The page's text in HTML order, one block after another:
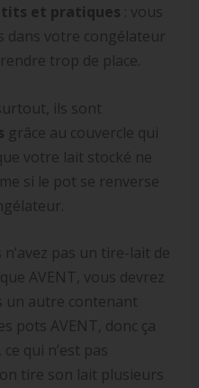
et pratiques : vous
dans votre congélateur
trop de place.
ils sont
grâce au couvercle qui
votre lait stocké ne
si le pot se renverse
pas un tire-lait de
AVENT, vous devrez
un autre contenant
pots AVENT, donc ça
qui n’est pas
tire son lait plusieurs